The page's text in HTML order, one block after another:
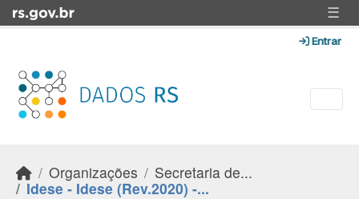
Skip to main content ☰
Entrar
Organizações
Secretaria de...
Idese - Idese (Rev.2020) -...